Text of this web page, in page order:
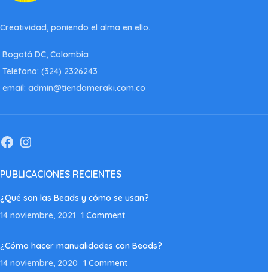
Creatividad, poniendo el alma en ello.
Bogotá DC, Colombia
Teléfono: (324) 2326243
email: admin@tiendameraki.com.co
PUBLICACIONES RECIENTES
¿Qué son las Beads y cómo se usan?
14 noviembre, 2021 1 Comment
¿Cómo hacer manualidades con Beads?
14 noviembre, 2020 1 Comment